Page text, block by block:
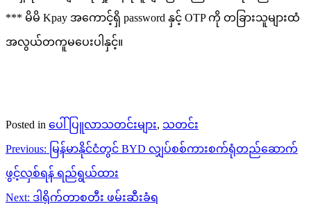
*** မိမိ Kpay အကောင့်ရှိ password နှင့် OTP ကို တခြားသူများထံ
အလွယ်တကူမပေးပါနှင့်။
Posted in ပေါ်ပြူလာသတင်းများ, သတင်း
Post
navigation
Previous: မြန်မာနိုင်ငံတွင် BYD လျှပ်စစ်ကားစက်ရုံတည်ဆောက်
ဖွင့်လှစ်ရန် ရည်ရွယ်ထား
Next: ဒါရိုက်တာစတီး ဖမ်းဆီးခံရ